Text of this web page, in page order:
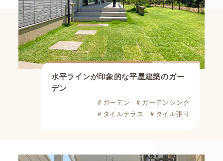
水平ラインが印象的な平屋建築のガー
デン
＃ガーデン
＃ガーデンシンク
＃タイルテラス
＃タイル張り